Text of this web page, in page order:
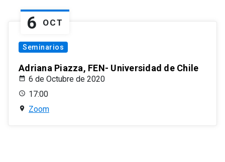
6 OCT
Seminarios
Adriana Piazza, FEN- Universidad de Chile
6 de Octubre de 2020
17:00
Zoom